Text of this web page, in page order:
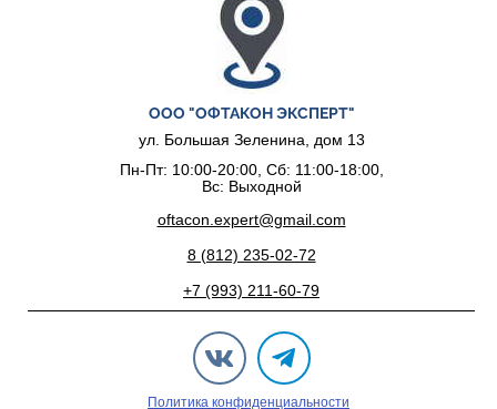
ООО "ОФТАКОН ЭКСПЕРТ"
ул. Большая Зеленина, дом 13
Пн-Пт: 10:00-20:00, Сб: 11:00-18:00,
Вс: Выходной
oftacon.expert@gmail.com
8 (812) 235-02-72
+7 (993) 211-60-79
Политика конфиденциальности